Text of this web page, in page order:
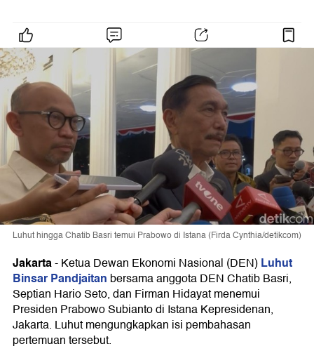
Luhut hingga Chatib Basri temui Prabowo di Istana (Firda Cynthia/detikcom)
Jakarta-Ketua Dewan Ekonomi Nasional (DEN)Luhut
Binsar Pandjaitan bersama anggota DEN Chatib Basri,
Septian Hario Seto, dan Firman Hidayat menemui
Presiden Prabowo Subianto di Istana Kepresidenan,
Jakarta. Luhut mengungkapkan isi pembahasan
pertemuan tersebut.